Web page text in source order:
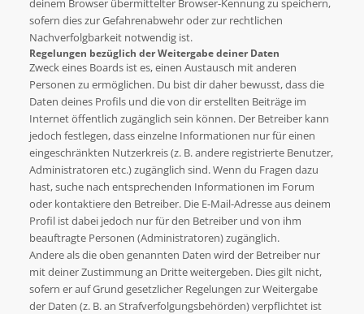
deinem Browser übermittelter Browser-Kennung zu speichern,
sofern dies zur Gefahrenabwehr oder zur rechtlichen
Nachverfolgbarkeit notwendig ist.
Regelungen bezüglich der Weitergabe deiner Daten
Zweck eines Boards ist es, einen Austausch mit anderen
Personen zu ermöglichen. Du bist dir daher bewusst, dass die
Daten deines Profils und die von dir erstellten Beiträge im
Internet öffentlich zugänglich sein können. Der Betreiber kann
jedoch festlegen, dass einzelne Informationen nur für einen
eingeschränkten Nutzerkreis (z. B. andere registrierte Benutzer,
Administratoren etc.) zugänglich sind. Wenn du Fragen dazu
hast, suche nach entsprechenden Informationen im Forum
oder kontaktiere den Betreiber. Die E-Mail-Adresse aus deinem
Profil ist dabei jedoch nur für den Betreiber und von ihm
beauftragte Personen (Administratoren) zugänglich.
Andere als die oben genannten Daten wird der Betreiber nur
mit deiner Zustimmung an Dritte weitergeben. Dies gilt nicht,
sofern er auf Grund gesetzlicher Regelungen zur Weitergabe
der Daten (z. B. an Strafverfolgungsbehörden) verpflichtet ist